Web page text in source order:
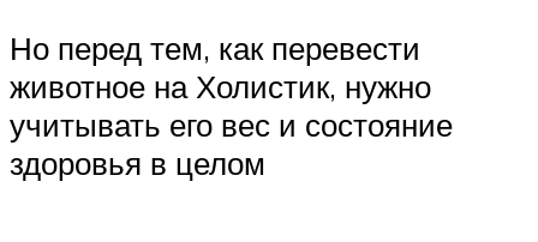
Но перед тем, как перевести
животное на Холистик, нужно
учитывать его вес и состояние
здоровья в целом